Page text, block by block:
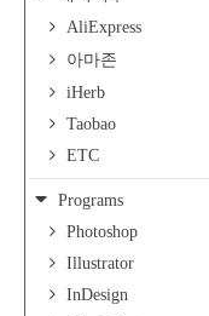
AliExpress
아마존
iHerb
Taobao
ETC
Programs
Photoshop
Illustrator
InDesign